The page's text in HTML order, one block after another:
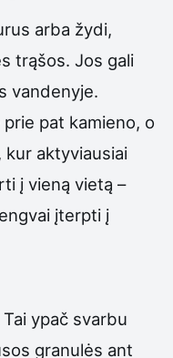
arba žydi,
trąšos. Jos gali
vandenyje.
pat kamieno, o
kur aktyviausiai
į vieną vietą –
įterpti į
ypač svarbu
granulės ant